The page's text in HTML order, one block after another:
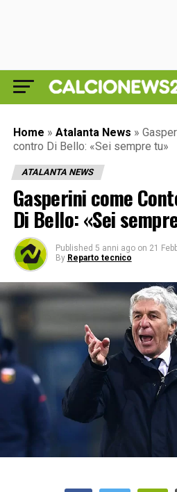
Home » Atalanta News »
contro Di Bello: «Sei sempre tu»
ATALANTA NEWS
Gasperini come
Di Bello: «Sei
Published 5 anni ago on 21
By Reparto tecnico